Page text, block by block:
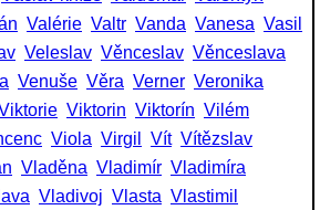
Valérie Valtr Vanda Vanesa Vasil
Veleslav Věnceslav Věnceslava
Venuše Věra Verner Veronika
Viktorin Viktorín Vilém
Viola Virgil Vít Vítězslav
Vladěna Vladimír Vladimíra
Vladivoj Vlasta Vlastimil